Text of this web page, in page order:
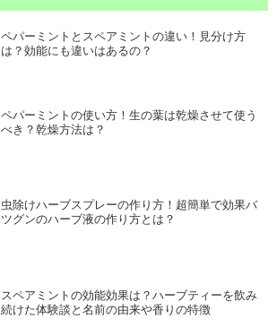
ペパーミントとスペアミントの違い！見分け方
は？効能にも違いはあるの？
ペパーミントの使い方！生の葉は乾燥させて使う
べき？乾燥方法は？
虫除けハーブスプレーの作り方！超簡単で効果バ
ツグンのハーブ液の作り方とは？
スペアミントの効能効果は？ハーブティーを飲み
続けた体験談と名前の由来や香りの特徴